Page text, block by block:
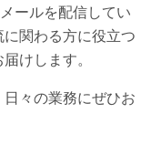
ールを配信してい
関わる方に役立つ
けします。
々の業務にぜひお